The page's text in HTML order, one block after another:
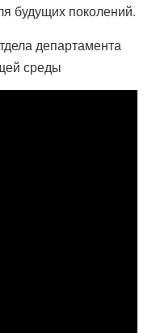
будущих поколений.
департамента
среды